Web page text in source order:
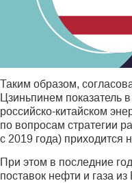
Таким образом,
Цзиньпинем
российско-китайском
по вопросам стратегии
с 2019 года) приходится
При этом в последние
поставок нефти и газа